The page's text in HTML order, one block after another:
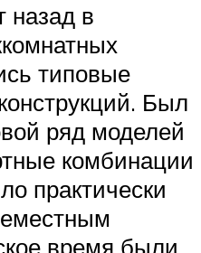
назад в
типовые
Был
ряд моделей
комбинации
практически
время были